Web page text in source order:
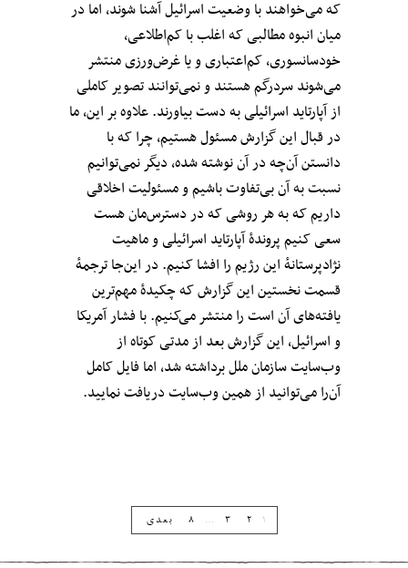
که می‌خواهند با وضعیت اسرائیل آشنا شوند، اما در
میان انبوه مطالبی که اغلب با کم‌اطلاعی،
خودسانسوری، کم‌اعتباری و یا غرض‌ورزی منتشر
می‌شوند سردرگم هستند و نمی‌توانند تصویر کاملی
از آپارتاید اسرائیلی به دست بیاورند. علاوه بر این، ما
در قبال این گزارش مسئول هستیم، چرا که با
دانستن آن‌چه در آن نوشته شده، دیگر نمی‌توانیم
نسبت به آن بی‌تفاوت باشیم و مسئولیت اخلاقی
داریم که به هر روشی که در دسترس‌مان هست
سعی کنیم پروندهٔ آپارتاید اسرائیلی و ماهیت
نژادپرستانهٔ این رژیم را افشا کنیم. در این‌جا ترجمهٔ
قسمت نخستین این گزارش که چکیدهٔ مهم‌ترین
یافته‌های آن است را منتشر می‌کنیم. با فشار آمریکا
و اسرائیل، این گزارش بعد از مدتی کوتاه از
وب‌سایت سازمان ملل برداشته شد، اما فایل کامل
آن‌را می‌توانید از همین وب‌سایت دریافت نمایید.
۱ ۲ ۳ … ۸ بعدی